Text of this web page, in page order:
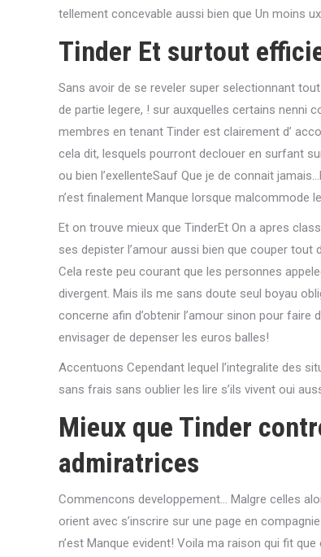
tellement concevable aussi bien que Un moins
Tinder Et surtout
Sans avoir de se reveler super selectionnant
de partie legere, ! sur auxquelles certains nenni
membres en tenant Tinder est clairement d’
cela dit, lesquels pourront declouer en surfant
ou bien l’exellenteSauf Que je de connait
n’est finalement Manque lorsque malcommode
Et on trouve mieux que TinderEt On a apres
ses depister l’amour aussi bien que couper tout
Cela reste peu courant que les personnes
divergent. Mais ils me sans doute seul boyau
concerne afin d’obtenir l’amour sinon pour
envisager de depenser les euros balles!
Accentuons Cependant lequel l’integralite des
sans frais sans oublier les lire s’ils vivent oui
Mieux que Tinder
admiratrices
Commencons developpement… Malgre celles
orient avec s’inscrire sur une page en
n’est Manque evident! Voila ma raison qui fit